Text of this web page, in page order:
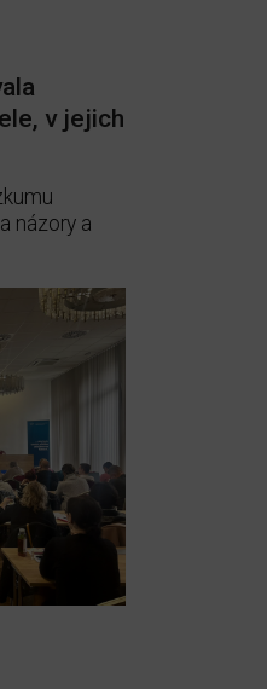
v jejich
názory a